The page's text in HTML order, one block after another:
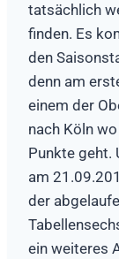
tatsächlich
finden. Es
den
denn am
einem der
nach Köln
Punkte geht.
am
der
ein weiteres